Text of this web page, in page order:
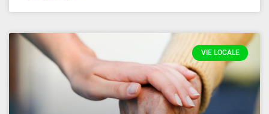
VIE LOCALE